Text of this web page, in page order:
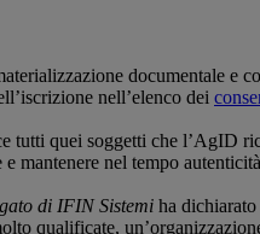
documentale e
nell’elenco dei
quei soggetti che l’AgID
mantenere nel tempo
di IFIN Sistemi ha
qualificate,